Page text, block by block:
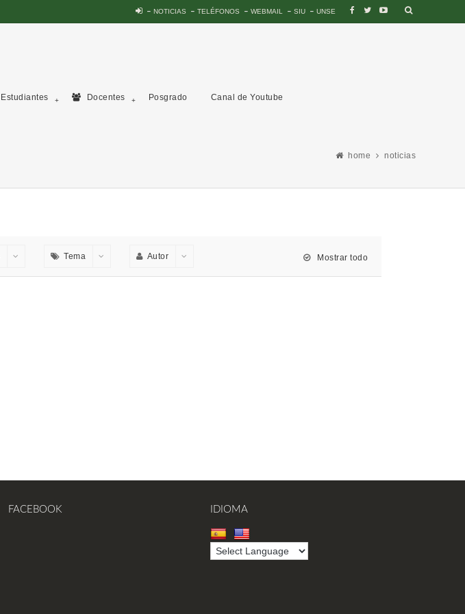
NOTICIAS TELÉFONOS WEBMAIL SIU UNSE
Estudiantes Docentes Posgrado Canal de Youtube
home noticias
Tema Autor Mostrar todo
FACEBOOK IDIOMA